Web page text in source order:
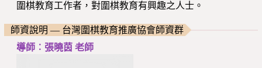
圍棋教育工作者，對圍棋教育有興趣之人士。
師資說明 — 台灣圍棋教育推廣協會師資群
導師︰張曉茵 老師